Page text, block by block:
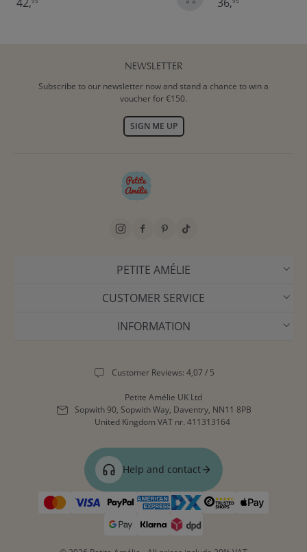
NEWSLETTER
Subscribe to our newsletter now and stand a chance to win a
voucher for €150.
SIGN ME UP
PETITE AMÉLIE
CUSTOMER SERVICE
INFORMATION
Customer Reviews: 4,07 / 5
Petite Amélie UK Ltd
Sopwith 90, Sopwith Way, Daventry, NN11 8PB
United Kingdom VAT nr. 411313164
Help and contact